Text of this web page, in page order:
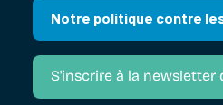
Notre politique contre
S'inscrire à la newsletter